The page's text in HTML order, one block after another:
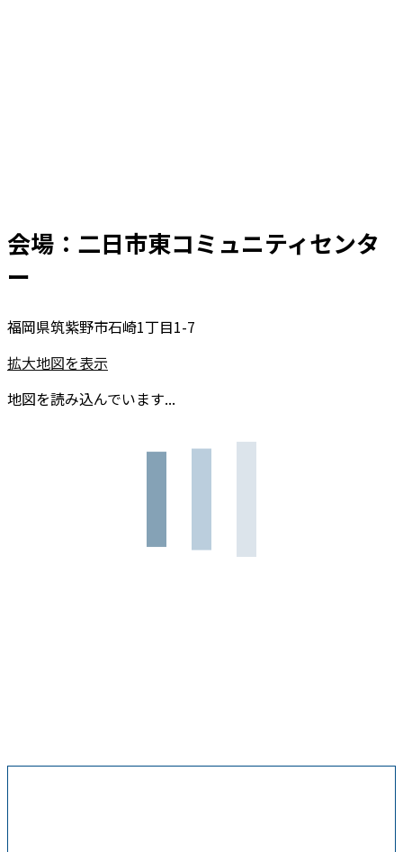
会場：二日市東コミュニティセンタ
ー
福岡県筑紫野市石崎1丁目1-7
拡大地図を表示
地図を読み込んでいます...